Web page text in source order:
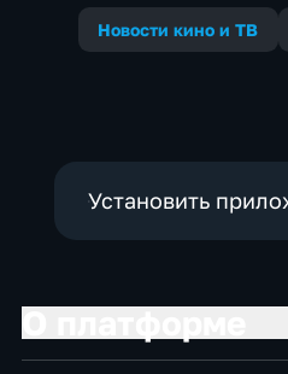
Новости кино и ТВ
Установить